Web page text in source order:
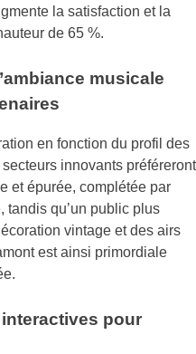
la satisfaction et la
de 65 %.
musicale
en fonction du profil des
innovants préféreront
et épurée, complétée par
tandis qu’un public plus
vintage et des airs
est ainsi primordiale
pour